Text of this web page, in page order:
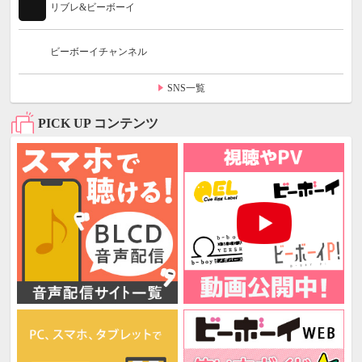
リブレ&ビーボーイ
ビーボーイチャンネル
SNS一覧
PICK UP コンテンツ